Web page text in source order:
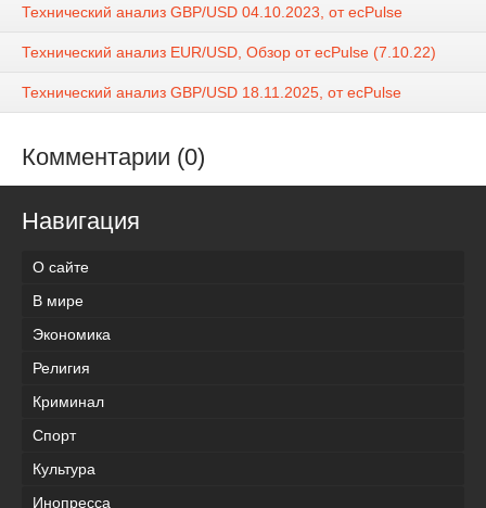
Технический анализ GBP/USD 04.10.2023, от ecPulse
Технический анализ EUR/USD, Обзор от ecPulse (7.10.22)
Технический анализ GBP/USD 18.11.2025, от ecPulse
Комментарии (0)
Навигация
О сайте
В мире
Экономика
Религия
Криминал
Спорт
Культура
Инопресса